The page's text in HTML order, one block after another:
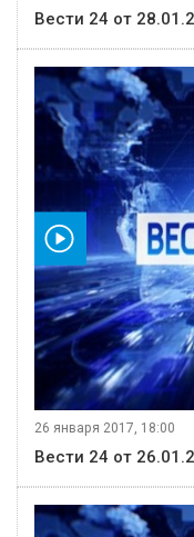
Вести 24 от
26 января 2017, 18:00
Вести 24 от